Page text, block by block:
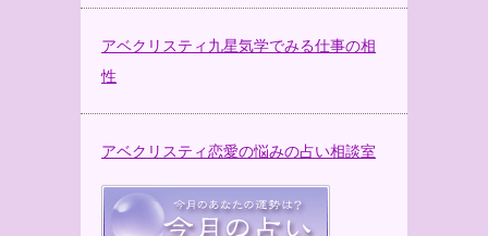
アベクリスティ九星気学でみる仕事の相
性
アベクリスティ恋愛の悩みの占い相談室